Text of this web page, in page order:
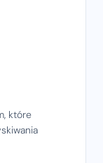
które